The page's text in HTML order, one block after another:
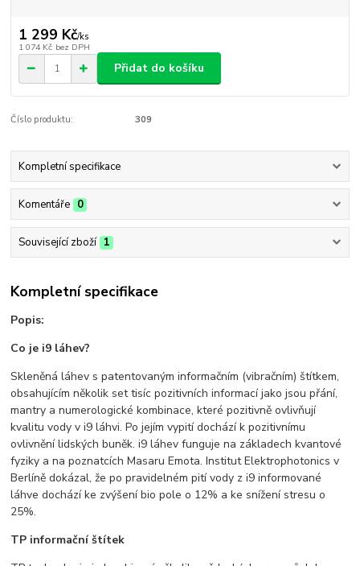
1 299 Kč/ks
1 074 Kč bez DPH
Přidat do košíku
Číslo produktu: 309
Kompletní specifikace
Komentáře 0
Související zboží 1
Kompletní specifikace
Popis:
Co je i9 láhev?
Skleněná láhev s patentovaným informačním (vibračním) štítkem,
obsahujícím několik set tisíc pozitivních informací jako jsou přání,
mantry a numerologické kombinace, které pozitivně ovlivňují
kvalitu vody v i9 láhvi. Po jejím vypití dochází k pozitivnímu
ovlivnění lidských buněk. i9 láhev funguje na základech kvantové
fyziky a na poznatcích Masaru Emota. Institut Elektrophotonics v
Berlíně dokázal, že po pravidelném pití vody z i9 informované
láhve dochází ke zvýšení bio pole o 12% a ke snížení stresu o
25%.
TP informační štítek